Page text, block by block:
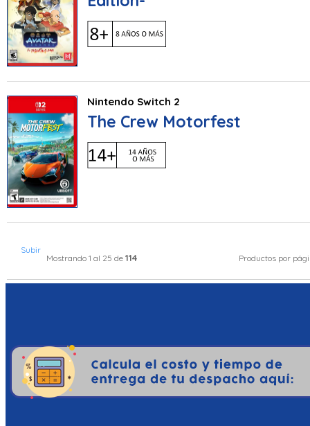
Nintendo Switch 2
The Crew Motorfest
Subir
Mostrando 1 al 25 de 114 Productos por